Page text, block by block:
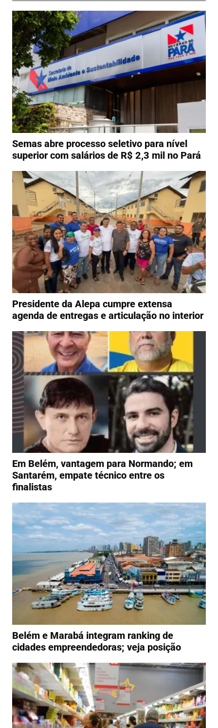
Semas abre processo seletivo para nível
superior com salários de R$ 2,3 mil no Pará
Presidente da Alepa cumpre extensa
agenda de entregas e articulação no interior
Em Belém, vantagem para Normando; em
Santarém, empate técnico entre os
finalistas
Belém e Marabá integram ranking de
cidades empreendedoras; veja posição